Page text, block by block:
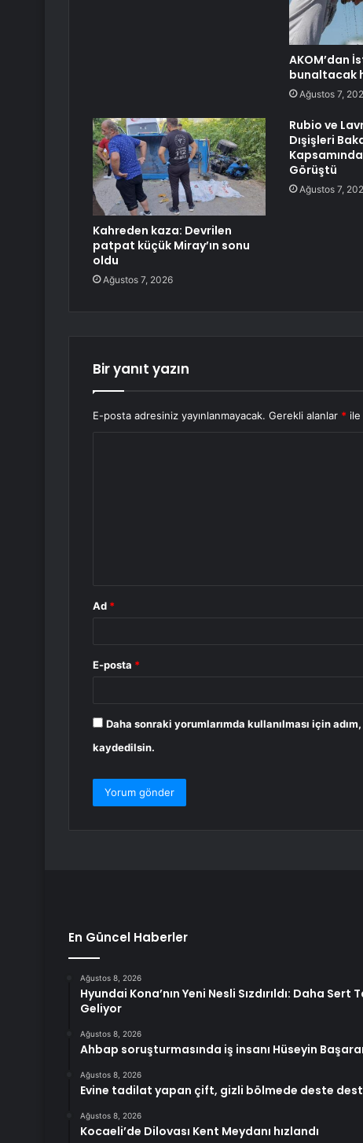
AKOM’dan
bunaltacak
Ağustos 7,
Kahreden kaza: Devrilen
patpat küçük Miray’ın sonu
oldu
Ağustos 7, 2026
Rubio ve
Dışişleri
Görüştü
Ağustos 7,
Bir yanıt yazın
E-posta adresiniz yayınlanmayacak. Gerekli alanlar *
Ad *
E-posta *
Daha sonraki yorumlarımda kullanılması için
kaydedilsin.
En Güncel Haberler
Ağustos 8, 2026
Hyundai Kona’nın Yeni Nesli Sızdırıldı: Daha
Geliyor
Ağustos 8, 2026
Ahbap soruşturmasında iş insanı Hüseyin
Ağustos 8, 2026
Evine tadilat yapan çift, gizli bölmede deste
Ağustos 8, 2026
Kocaeli’de Dilovası Kent Meydanı hızlandı